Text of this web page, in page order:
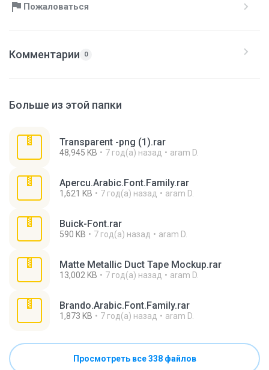
Пожаловаться
Комментарии 0
Больше из этой папки
Transparent -png (1).rar
48,945 KB 7 год(а) назад aram D.
Apercu.Arabic.Font.Family.rar
1,621 KB 7 год(а) назад aram D.
Buick-Font.rar
590 KB 7 год(а) назад aram D.
Matte Metallic Duct Tape Mockup.rar
13,002 KB 7 год(а) назад aram D.
Brando.Arabic.Font.Family.rar
1,873 KB 7 год(а) назад aram D.
Просмотреть все 338 файлов